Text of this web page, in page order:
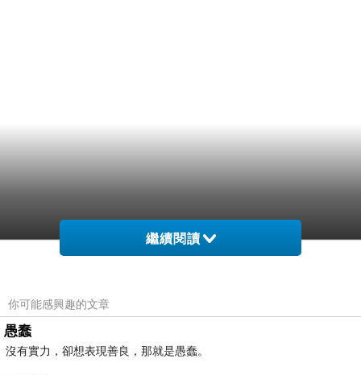
繼續閱讀
你可能感興趣的文章
愚蠢
沒有實力，卻想表現善良，那就是愚蠢。